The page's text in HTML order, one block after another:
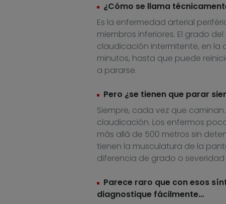
¿Cómo se llama
Es la enfermedad arterial
miembros inferiores. El grado
claudicación intermitente, en la
minutos, hasta que puede
a pararse.
Pero ¿se tienen que parar
Siempre, cada vez que
claudicación. Los enfermos
más allá de 500 metros sin
tienen la musculatura de la
diferencia de grado o
Parece raro que con esos
diagnostique fácilmente…